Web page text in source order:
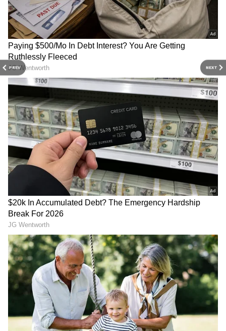
PREV NEXT
Raghavendra Rao: ఈ వయసులో ఇవేం పనులు,
దర్శకేంద్రుడిపై మండిపడుతున్న నెటిజన్లు
Venkatesh: చిరంజీవి, వెంకటేష్ మధ్య భారీ
బాక్సాఫీస్ వార్, సంక్రాంతి పోరులో సీనియర్ హీరోలు